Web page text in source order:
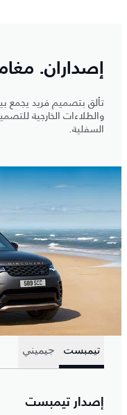
إصداران.
تألق بتصميم فريد يجمع
والطلاءات الخارجية
السفلية.
تيمبست جيميني
إصدار تيمبست